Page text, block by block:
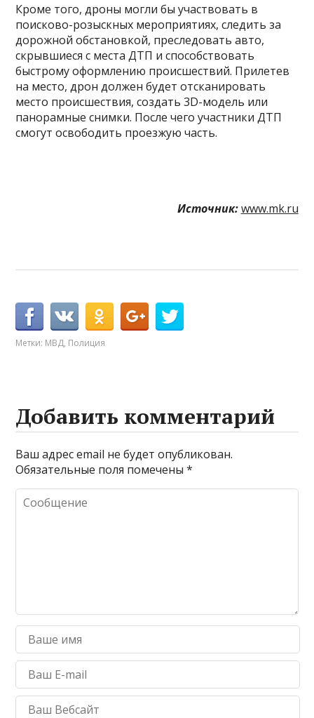
Кроме того, дроны могли бы участвовать в
поисково-розыскных мероприятиях, следить за
дорожной обстановкой, преследовать авто,
скрывшиеся с места ДТП и способствовать
быстрому оформлению происшествий. Прилетев
на место, дрон должен будет отсканировать
место происшествия, создать 3D-модель или
панорамные снимки. После чего участники ДТП
смогут освободить проезжую часть.
Источник: www.mk.ru
Метки: МВД, Полиция
Добавить комментарий
Ваш адрес email не будет опубликован.
Обязательные поля помечены*